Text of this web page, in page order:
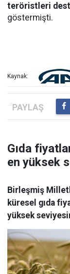
teröristleri
göstermişti.
Kaynak:
Gıda
en yüksek
Birleşmiş
küresel gıda
yüksek